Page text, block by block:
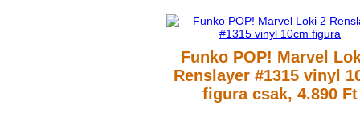
Funko POP! Marvel
Renslayer #1315 vinyl
figuracsak, 4.890 Ft